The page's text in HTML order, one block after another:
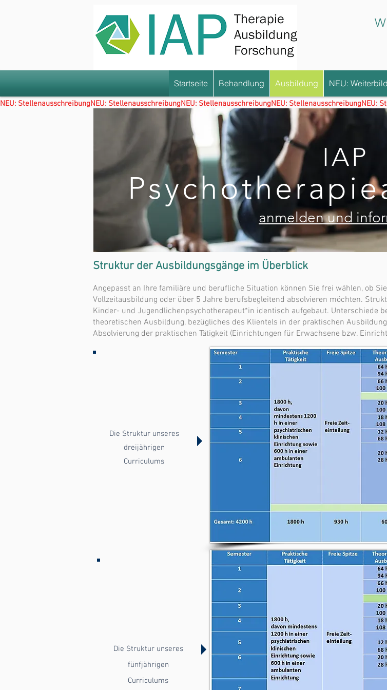
Startseite Behandlung Ausbildung NEU:
NEU: Stellenausschreibung
IAP
anmelden und
Struktur der Ausbildungsgänge im Überblick
Angepasst an Ihre familiäre und berufliche Situation können Sie frei wählen, ob
Vollzeitausbildung oder über 5 Jahre berufsbegleitend absolvieren möchten.
Kinder- und Jugendlichenpsychotherapeut*in identisch aufgebaut. Unterschiede
theoretischen Ausbildung, bezügliches des Klientels in der praktischen
Absolvierung der praktischen Tätigkeit (Einrichtungen für Erwachsene bzw.
Die Struktur unseres
dreijährigen
Curriculums
Die Struktur unseres
fünfjährigen
Curriculums